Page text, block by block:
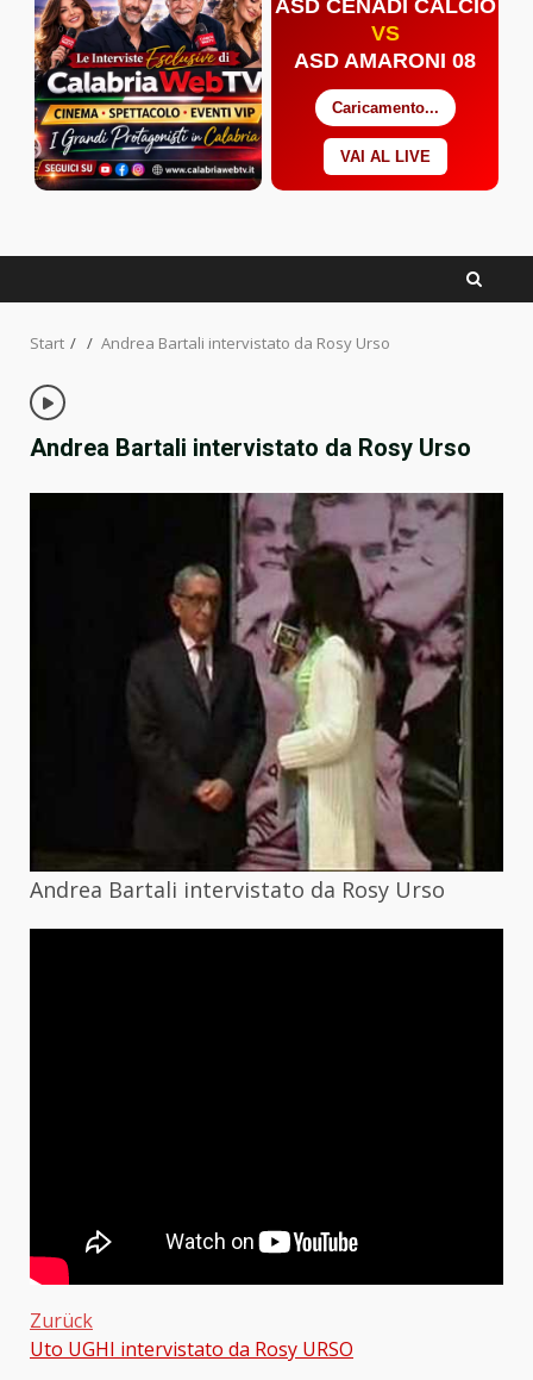
ASD CENADI CALCIO
VS
ASD AMARONI 08
Caricamento...
VAI AL LIVE
Start Andrea Bartali intervistato da Rosy Urso
Andrea Bartali intervistato da Rosy Urso
Andrea Bartali intervistato da Rosy Urso
Beitragsnavigation
Zurück
Uto UGHI intervistato da Rosy URSO